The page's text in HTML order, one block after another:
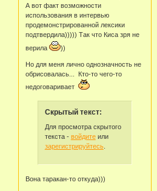
А вот факт возможности
использования в интервью
продемонстрированной лексики
подтвердила))))) Так что Киса зря не
верила
))
Но для меня лично однозначность не
обрисовалась... Кто-то чего-то
недоговаривает
Скрытый текст:
Для просмотра скрытого
текста - войдитеили
зарегистрируйтесь.
Вона таракан-то откуда)))